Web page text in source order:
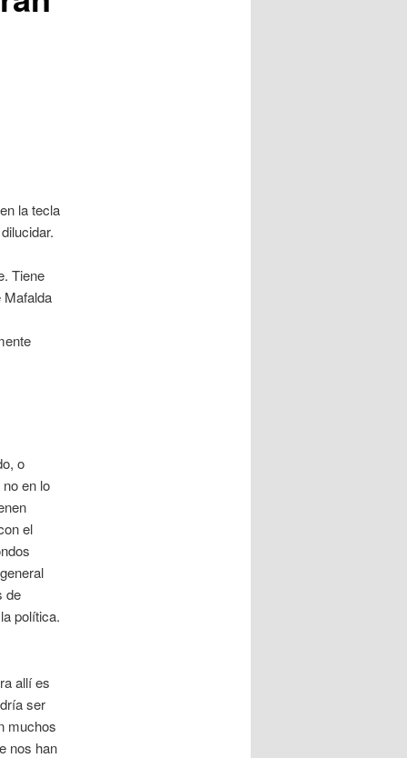
la tecla
Tiene
Mafalda
o
en lo
el
de
política.
allí es
ser
muchos
nos han